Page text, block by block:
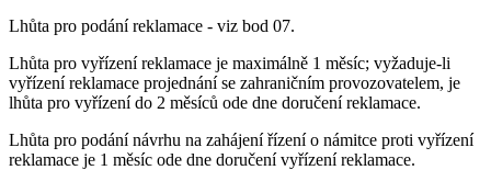
Lhůta pro podání reklamace - viz bod 07.
Lhůta pro vyřízení reklamace je maximálně 1 měsíc; vyžaduje-li
vyřízení reklamace projednání se zahraničním provozovatelem, je
lhůta pro vyřízení do 2 měsíců ode dne doručení reklamace.
Lhůta pro podání návrhu na zahájení řízení o námitce proti vyřízení
reklamace je 1 měsíc ode dne doručení vyřízení reklamace.